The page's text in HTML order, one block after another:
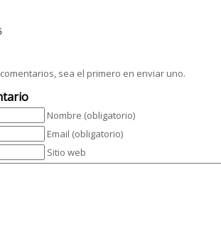
sea el primero en enviar uno.
Nombre (obligatorio)
Email (obligatorio)
Sitio web